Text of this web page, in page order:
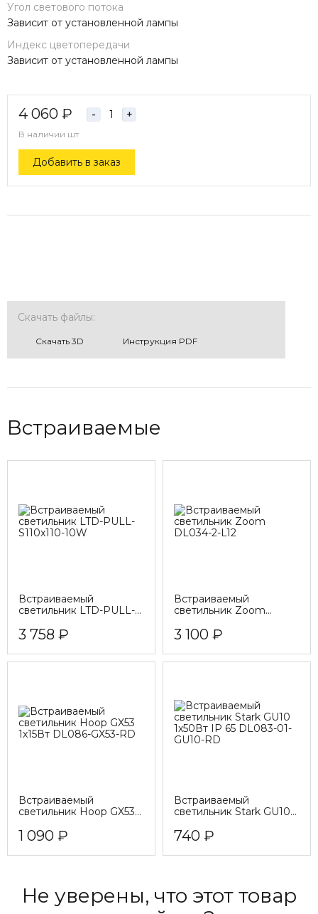
Угол светового потока
Зависит от установленной лампы
Индекс цветопередачи
Зависит от установленной лампы
4 060 ₽ - +
В наличии шт
Добавить в заказ
Скачать файлы:
Cкачать 3D Инструкция PDF
Встраиваемые
Встраиваемый
светильник LTD-PULL-
3 758 ₽
Встраиваемый
светильник Zoom
3 100 ₽
Встраиваемый
светильник Hoop GX53
1 090 ₽
Встраиваемый
светильник Stark GU10
GU10-RD
740 ₽
Не уверены, что этот товар